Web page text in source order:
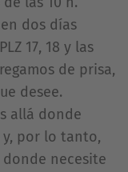
dos días
17, 18 y las
de prisa,
desee.
allá donde
y, por lo tanto,
necesite